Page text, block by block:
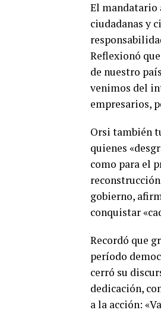
El mandatario
ciudadanas y
Reflexionó
de nuestro
venimos del
empresarios,
Orsi también
quienes
como para el
gobierno,
conquistar
Recordó que
período
cerró su
dedicación,
a la acción: